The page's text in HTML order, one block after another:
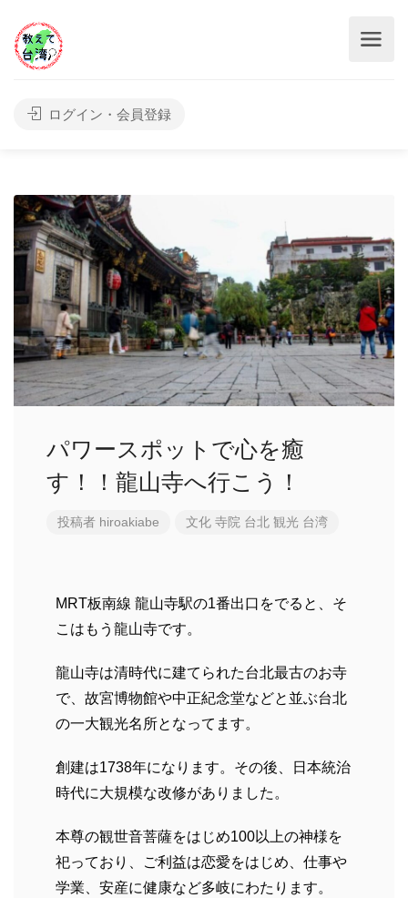
ログイン・会員登録
パワースポットで心を癒
す！！龍山寺へ行こう！
投稿者 hiroakiabe 文化 寺院 台北 観光 台湾
MRT板南線 龍山寺駅の1番出口をでると、そ
こはもう龍山寺です。
龍山寺は清時代に建てられた台北最古のお寺
で、故宮博物館や中正紀念堂などと並ぶ台北
の一大観光名所となってます。
創建は1738年になります。その後、日本統治
時代に大規模な改修がありました。
本尊の観世音菩薩をはじめ100以上の神様を
祀っており、ご利益は恋愛をはじめ、仕事や
学業、安産に健康など多岐にわたります。